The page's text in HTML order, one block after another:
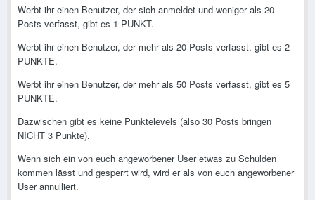
Werbt ihr einen Benutzer, der sich anmeldet und weniger als 20
Posts verfasst, gibt es 1 PUNKT.
Werbt ihr einen Benutzer, der mehr als 20 Posts verfasst, gibt es 2
PUNKTE.
Werbt ihr einen Benutzer, der mehr als 50 Posts verfasst, gibt es 5
PUNKTE.
Dazwischen gibt es keine Punktelevels (also 30 Posts bringen
NICHT 3 Punkte).
Wenn sich ein von euch angeworbener User etwas zu Schulden
kommen lässt und gesperrt wird, wird er als von euch angeworbener
User annulliert.